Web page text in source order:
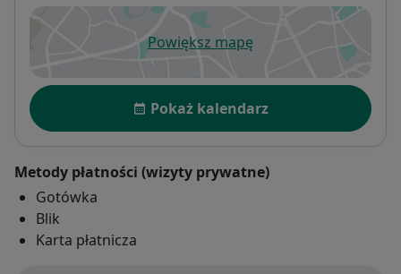
Powiększ mapęotwiera się w nowej karcie
Dostępność
Pokaż kalendarz
Metody płatności (wizyty prywatne)
Gotówka
Blik
Karta płatnicza